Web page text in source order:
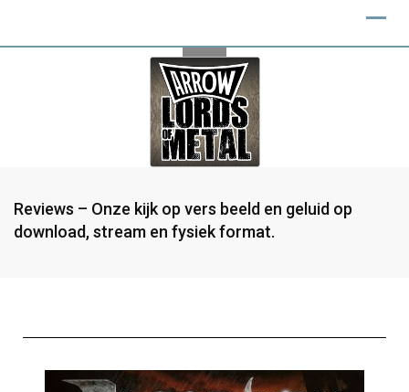
Reviews – Onze kijk op vers beeld en geluid op
download, stream en fysiek format.